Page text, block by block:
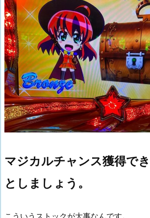
マジカルチャンス獲得で
としましょう。